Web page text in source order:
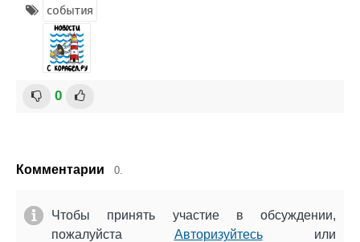
события
0
Комментарии 0.
Чтобы принять участие в обсуждении,
пожалуйста Авторизуйтесьили